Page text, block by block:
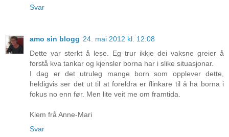
Svar
amo sin blogg 24. mai 2012 kl. 12:08
Dette var sterkt å lese. Eg trur ikkje dei vaksne greier å
forstå kva tankar og kjensler borna har i slike situasjonar.
I dag er det utruleg mange born som opplever dette,
heldigvis ser det ut til at foreldra er flinkare til å ha borna i
fokus no enn før. Men lite veit me om framtida.
Klem frå Anne-Mari
Svar